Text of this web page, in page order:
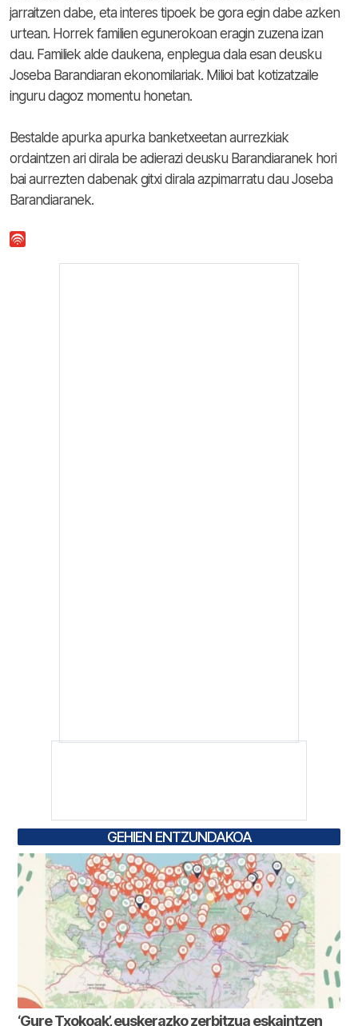
jarraitzen dabe, eta interes tipoek be gora egin dabe azken
urtean. Horrek familien egunerokoan eragin zuzena izan
dau. Familiek alde daukena, enplegua dala esan deusku
Joseba Barandiaran ekonomilariak. Milioi bat kotizatzaile
inguru dagoz momentu honetan.
Bestalde apurka apurka banketxeetan aurrezkiak
ordaintzen ari dirala be adierazi deusku Barandiaranek hori
bai aurrezten dabenak gitxi dirala azpimarratu dau Joseba
Barandiaranek.
GEHIEN ENTZUNDAKOA
‘Gure Txokoak’, euskerazko zerbitzua eskaintzen